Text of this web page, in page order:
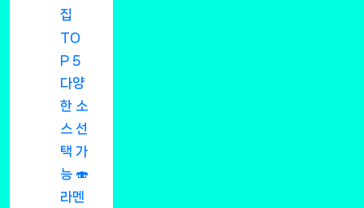
집
TO
P 5
다양
한 소
스 선
택 가
능 🍣
라멘